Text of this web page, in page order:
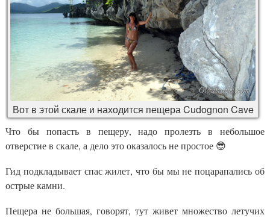
Вот в этой скале и находится пещера Cudognon Cave
Что бы попасть в пещеру, надо пролезть в небольшое
отверстие в скале, а дело это оказалось не простое 😎
Гид подкладывает спас жилет, что бы мы не поцарапались об
острые камни.
Пещера не большая, говорят, тут живет множество летучих